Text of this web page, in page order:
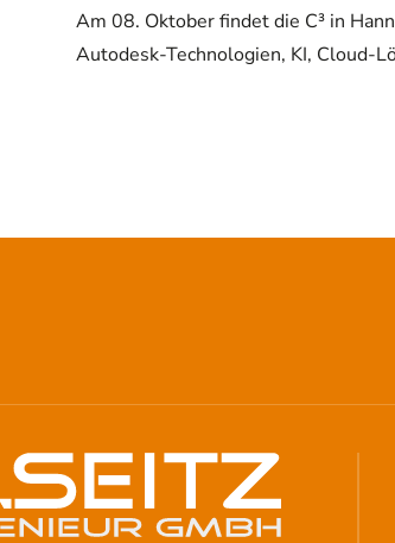
Am 08. Oktober findet die C³ in
Autodesk-Technologien, KI, Cloud-